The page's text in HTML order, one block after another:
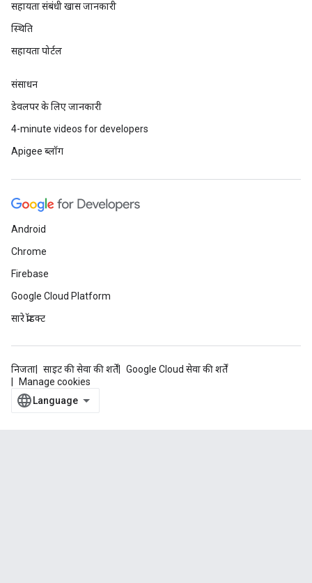
सहायता संबंधी खास जानकारी
स्थिति
सहायता पोर्टल
संसाधन
डेवलपर के लिए जानकारी
4-minute videos for developers
Apigee ब्लॉग
Android
Chrome
Firebase
Google Cloud Platform
सारे प्रॉडक्ट
निजता साइट की सेवा की शर्तें
Google Cloud सेवा की शर्तें
Manage cookies